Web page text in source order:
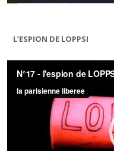
L’ESPION DE LOPPSI
Lecteur
vidéo